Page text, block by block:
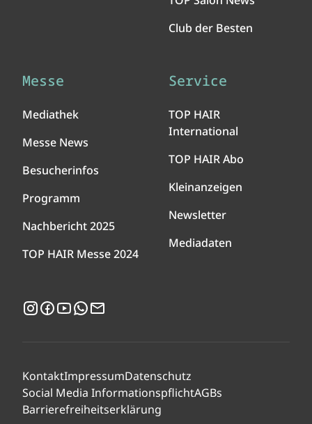
Club der Besten
Messe
Mediathek
Messe News
Besucherinfos
Programm
Nachbericht 2025
TOP HAIR Messe 2024
Service
TOP HAIR
International
TOP HAIR Abo
Kleinanzeigen
Newsletter
Mediadaten
Instagram
Facebook
YouTubeWhatsApp
KontaktImpressumDatenschutz
Social Media InformationspflichtAGBs
Barrierefreiheitserklärung